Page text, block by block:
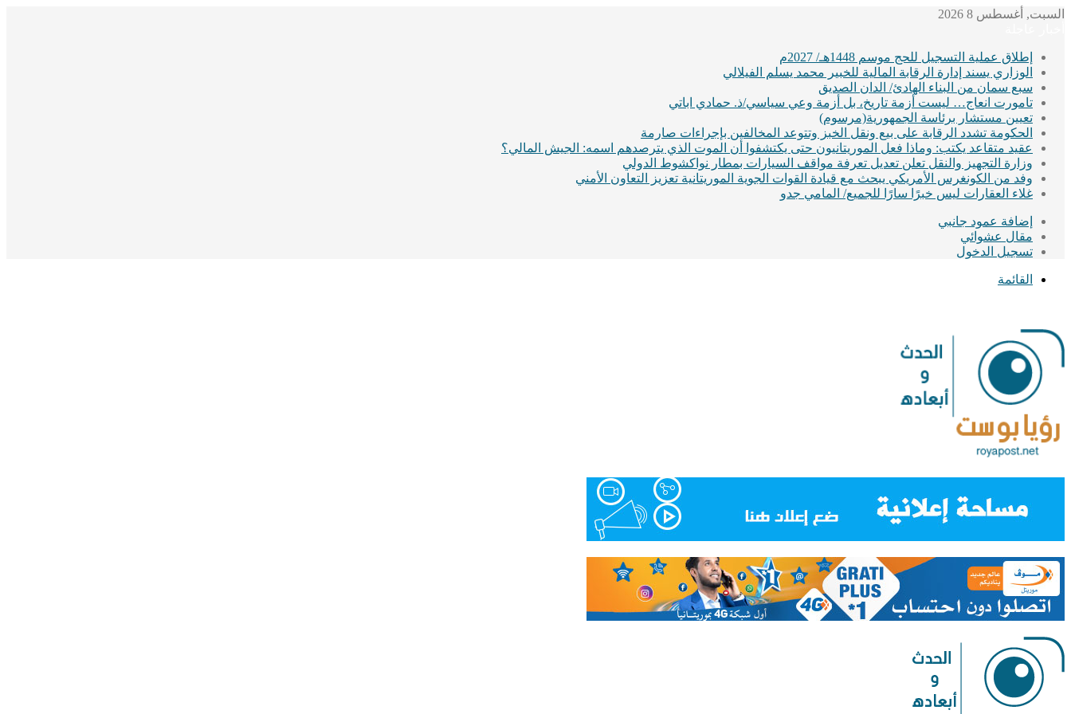
السبت, أغسطس 8 2026
إطلاق عملية التسجيل للحج موسم 1448هـ/ 2027م
الوزاري يسند إدارة الرقابة المالية للخبير محمد يسلم الفيلالي
سبع سمان من البناء الهادئ/ الدان الصديق
تامورت انعاج… ليست أزمة تاريخ، بل أزمة وعي سياسي/ذ. حمادي اباتي
تعيين مستشار برئاسة الجمهورية(مرسوم)
الحكومة تشدد الرقابة على بيع ونقل الخبز وتتوعد المخالفين بإجراءات صارمة
عقيد متقاعد يكتب: وماذا فعل الموريتانيون حتى يكتشفوا أن الموت الذي يترصدهم اسمه: الجيش المالي؟
وزارة التجهيز والنقل تعلن تعديل تعرفة مواقف السيارات بمطار نواكشوط الدولي
وفد من الكونغرس الأمريكي يبحث مع قيادة القوات الجوية الموريتانية تعزيز التعاون الأمني
غلاء العقارات ليس خبرًا سارًا للجميع/ المامي جدو
إضافة عمود جانبي
مقال عشوائي
تسجيل الدخول
القائمة